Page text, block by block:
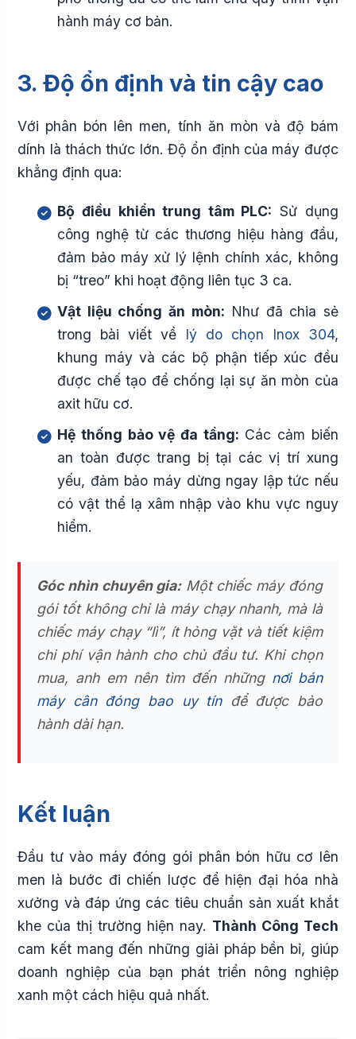
hành máy cơ bản.
3. Độ ổn định và tin cậy cao
Với phân bón lên men, tính ăn mòn và độ bám
dính là thách thức lớn. Độ ổn định của máy được
khẳng định qua:
Bộ điều khiển trung tâm PLC: Sử dụng
công nghệ từ các thương hiệu hàng đầu,
đảm bảo máy xử lý lệnh chính xác, không
bị “treo” khi hoạt động liên tục 3 ca.
Vật liệu chống ăn mòn: Như đã chia sẻ
trong bài viết về lý do chọn Inox 304,
khung máy và các bộ phận tiếp xúc đều
được chế tạo để chống lại sự ăn mòn của
axit hữu cơ.
Hệ thống bảo vệ đa tầng: Các cảm biến
an toàn được trang bị tại các vị trí xung
yếu, đảm bảo máy dừng ngay lập tức nếu
có vật thể lạ xâm nhập vào khu vực nguy
hiểm.
Góc nhìn chuyên gia:Một chiếc máy đóng
gói tốt không chỉ là máy chạy nhanh, mà là
chiếc máy chạy “lì”, ít hỏng vặt và tiết kiệm
chi phí vận hành cho chủ đầu tư. Khi chọn
mua, anh em nên tìm đến những nơi bán
máy cân đóng bao uy tínđể được bảo
hành dài hạn.
Kết luận
Đầu tư vào máy đóng gói phân bón hữu cơ lên
men là bước đi chiến lược để hiện đại hóa nhà
xưởng và đáp ứng các tiêu chuẩn sản xuất khắt
khe của thị trường hiện nay. Thành Công Tech
cam kết mang đến những giải pháp bền bỉ, giúp
doanh nghiệp của bạn phát triển nông nghiệp
xanh một cách hiệu quả nhất.